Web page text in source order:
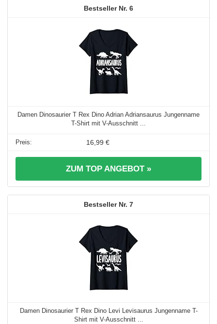
6
Damen Dinosaurier T Rex Dino Adrian Adriansaurus Jungenname
T-Shirt mit V-Ausschnitt ...
16,99 €
ZUM TOP ANGEBOT »
7
Damen Dinosaurier T Rex Dino Levi Levisaurus Jungenname T-
Shirt mit V-Ausschnitt ...